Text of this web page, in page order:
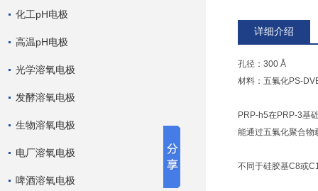
化工pH电极
高温pH电极
光学溶氧电极
发酵溶氧电极
生物溶氧电极
电厂溶氧电极
啤酒溶氧电极
详细介绍
孔径：300 Å
材料：五氟化PS-
PRP-h5在PRP-3基
能通过五氟化聚合物
不同于硅胶基C8或